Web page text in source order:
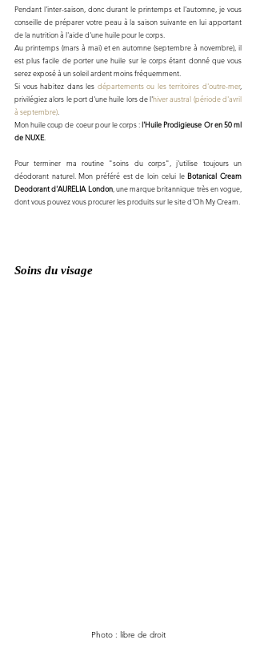
Pendant l'inter-saison, donc durant le printemps et l'automne, je vous
conseille de préparer votre peau à la saison suivante en lui apportant
de la nutrition à l'aide d'une huile pour le corps.
Au printemps (mars à mai) et en automne (septembre à novembre), il
est plus facile de porter une huile sur le corps étant donné que vous
serez exposé à un soleil ardent moins fréquemment.
Si vous habitez dans les départements ou les territoires d'outre-mer,
privilégiez alors le port d'une huile lors de l'hiver austral (période d'avril
à septembre)
Mon huile coup de coeur pour le corps : l'Huile Prodigieuse Or en 50 ml
de NUXE
Pour terminer ma routine "soins du corps", j'utilise toujours un
déodorant naturel. Mon préféré est de loin celui le Botanical Cream
Deodorant d'AURELIA London, une marque britannique très en vogue,
dont vous pouvez vous procurer les produits sur le site d'Oh My Cream.
Soins du visage
Photo : libre de droit